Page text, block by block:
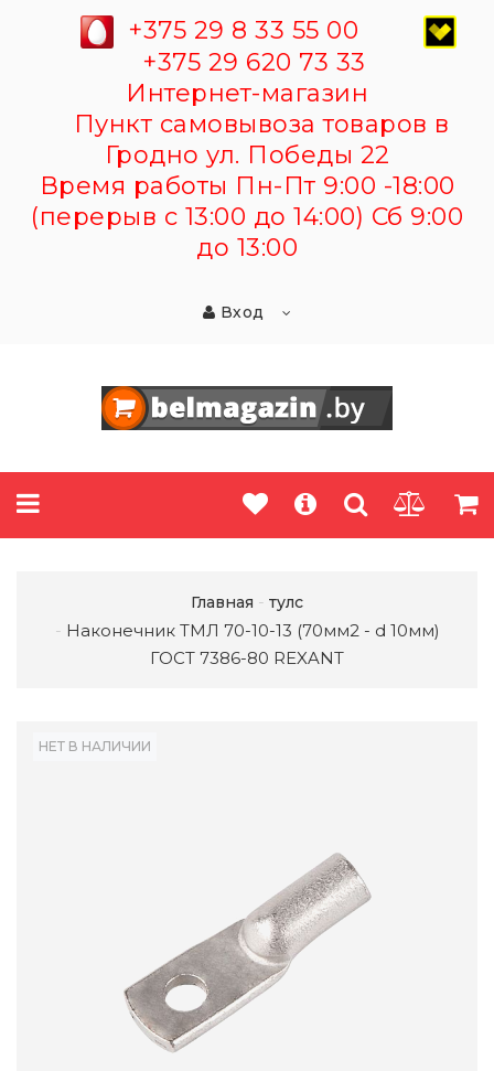
+375 29 8 33 55 00
+375 29 620 73 33
Интернет-магазин
Пункт самовывоза товаров в
Гродно ул. Победы 22
Время работы Пн-Пт 9:00 -18:00
(перерыв с 13:00 до 14:00) Сб 9:00
до 13:00
Вход
Главная тулс
Наконечник ТМЛ 70-10-13 (70мм2 - d 10мм)
ГОСТ 7386-80 REXANT
НЕТ В НАЛИЧИИ